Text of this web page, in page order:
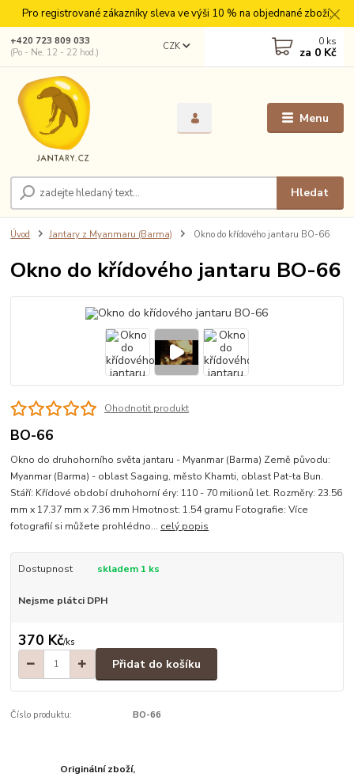
Pro registrované zákazníky sleva ve výši 10 % na objednané zboží.
Menu
CZK
Hledat
+420 723 809 033
(Po - Ne, 12 - 22 hod.)
0 ks
za 0 Kč
Úvod Jantary z Myanmaru (Barma) Okno do křídového jantaru BO-66
Okno do křídového jantaru BO-66
Ohodnotit produkt
BO-66
Okno do druhohorního světa jantaru - Myanmar (Barma) Země původu:
Myanmar (Barma) - oblast Sagaing, město Khamti, oblast Pat-ta Bun.
Stáří: Křídové období druhohorní éry: 110 - 70 milionů let. Rozměry: 23.56
mm x 17.37 mm x 7.36 mm Hmotnost: 1.54 gramu Fotografie: Více
fotografií si můžete prohlédno... celý popis
Dostupnost skladem 1 ks
Nejsme plátci DPH
370 Kč/ks
Přidat do košíku
Číslo produktu: BO-66
Originální zboží,